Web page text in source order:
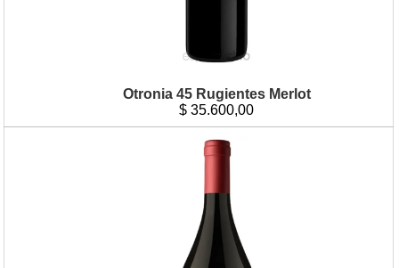
Otronia 45 Rugientes Merlot
$ 35.600,00